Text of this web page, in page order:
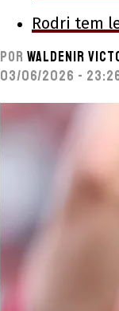
Rodri tem
Por Waldenir
03/06/2026 -